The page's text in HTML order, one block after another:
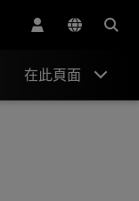
在此頁面